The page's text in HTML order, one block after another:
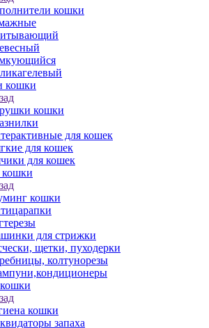
кошки
кошки
кошки
для кошек
для кошек
для кошек
кошки
кошки
для стрижки
щетки, пуходерки
колтунорезы
кошки
запаха